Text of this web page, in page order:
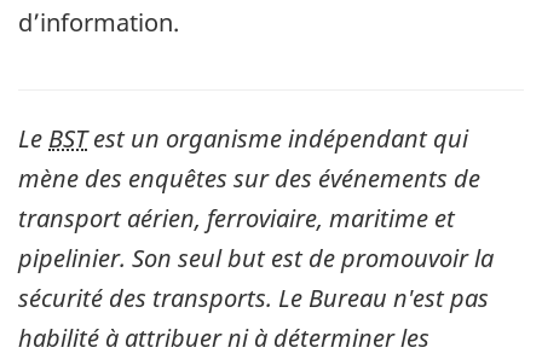
d’information.
Le BSTest un organisme indépendant qui
mène des enquêtes sur des événements de
transport aérien, ferroviaire, maritime et
pipelinier. Son seul but est de promouvoir la
sécurité des transports. Le Bureau n'est pas
habilité à attribuer ni à déterminer les